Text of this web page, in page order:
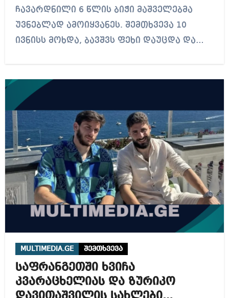
ჩავარდნილი 6 წლის ბიჭი მაშველებმა
უვნებლად ამოიყვანეს. შემთხვევა 10
ივნისს მოხდა, ბავშვს ფეხი დაუცდა და…
MULTIMEDIA.GE შემთხვევა
საფრანგეთში ხვიჩა
კვარაცხელიას და ზურიკო